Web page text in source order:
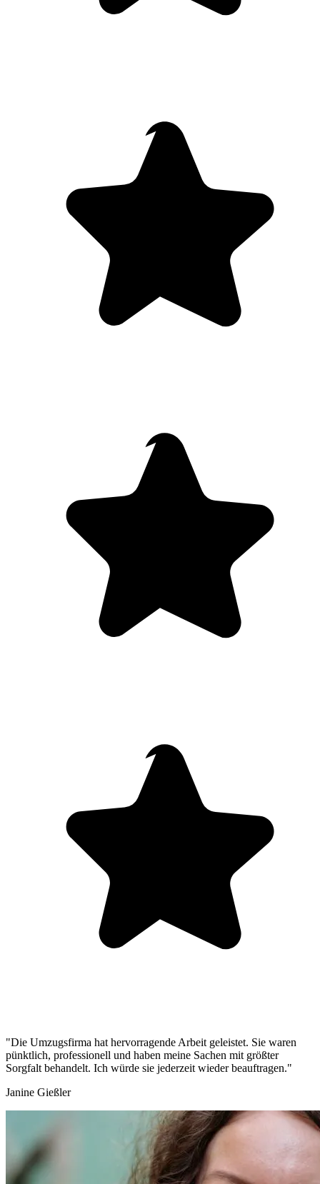
"Die Umzugsfirma hat hervorragende Arbeit geleistet. Sie waren
pünktlich, professionell und haben meine Sachen mit größter
Sorgfalt behandelt. Ich würde sie jederzeit wieder beauftragen."
Janine Gießler